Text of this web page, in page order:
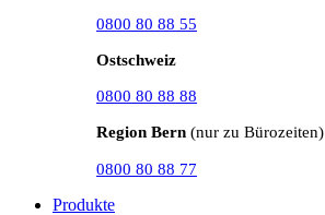
0800 80 88 55
Ostschweiz
0800 80 88 88
Region Bern (nur zu Bürozeiten)
0800 80 88 77
Produkte